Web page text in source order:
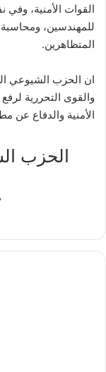
القوات الأمنية،
للمهندسين،
المتظاهرين.
ان الحزب الشيوعي
والقوى التحررية
الأمنية والدفاع عن
الحزب